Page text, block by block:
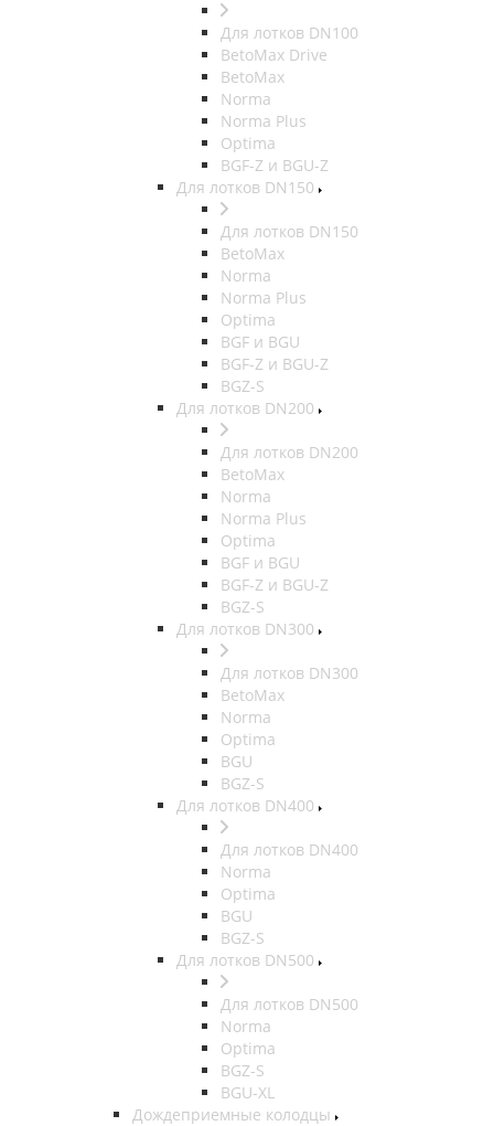
Для лотков DN100
BetoMax Drive
BetoMax
Norma
Norma Plus
Optima
BGF-Z и BGU-Z
Для лотков DN150
Для лотков DN150
BetoMax
Norma
Norma Plus
Optima
BGF и BGU
BGF-Z и BGU-Z
BGZ-S
Для лотков DN200
Для лотков DN200
BetoMax
Norma
Norma Plus
Optima
BGF и BGU
BGF-Z и BGU-Z
BGZ-S
Для лотков DN300
Для лотков DN300
BetoMax
Norma
Optima
BGU
BGZ-S
Для лотков DN400
Для лотков DN400
Norma
Optima
BGU
BGZ-S
Для лотков DN500
Для лотков DN500
Norma
Optima
BGZ-S
BGU-XL
Дождеприемные колодцы